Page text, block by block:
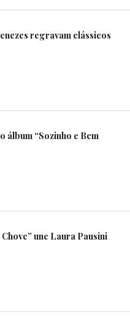
regravam clássicos
álbum “Sozinho e Bem
une Laura Pausini